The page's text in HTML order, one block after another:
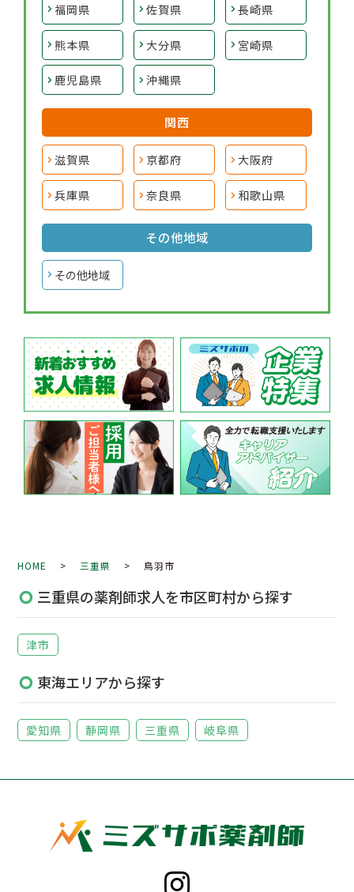
福岡県 佐賀県 長崎県
熊本県 大分県 宮崎県
鹿児島県 沖縄県
関西
滋賀県 京都府 大阪府
兵庫県 奈良県 和歌山県
その他地域
その他地域
HOME > 三重県 > 鳥羽市
三重県の薬剤師求人を市区町村から探す
津市
東海エリアから探す
愛知県 静岡県 三重県 岐阜県